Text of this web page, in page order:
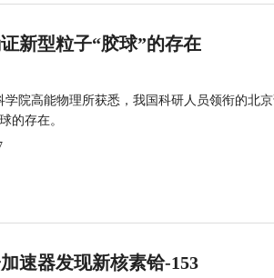
新型粒子“胶球”的存在
学院高能物理所获悉，我国科研人员领衔的北
的存在。
速器发现新核素铪-153